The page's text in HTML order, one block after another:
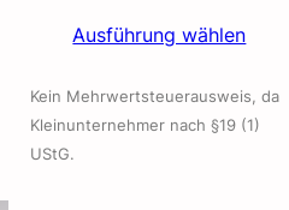
Ausführung wählen
Kein Mehrwertsteuerausweis, da
Kleinunternehmer nach §19 (1)
UStG.